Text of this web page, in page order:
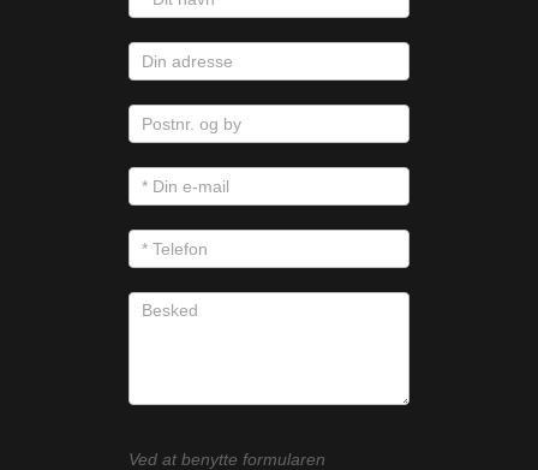
Ved at benytte formularen